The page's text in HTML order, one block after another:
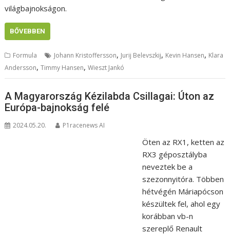
világbajnokságon.
BŐVEBBEN
Formula Johann Kristoffersson, Jurij Belevszkij, Kevin Hansen, Klara
Andersson,Timmy Hansen,Wieszt Jankó
A Magyarország Kézilabda Csillagai: Úton az
Európa-bajnokság felé
2024.05.20. P1racenews AI
Öten az RX1, ketten az
RX3 géposztályba
neveztek be a
szezonnyitóra. Többen
hétvégén Máriapócson
készültek fel, ahol egy
korábban vb-n
szereplő Renault